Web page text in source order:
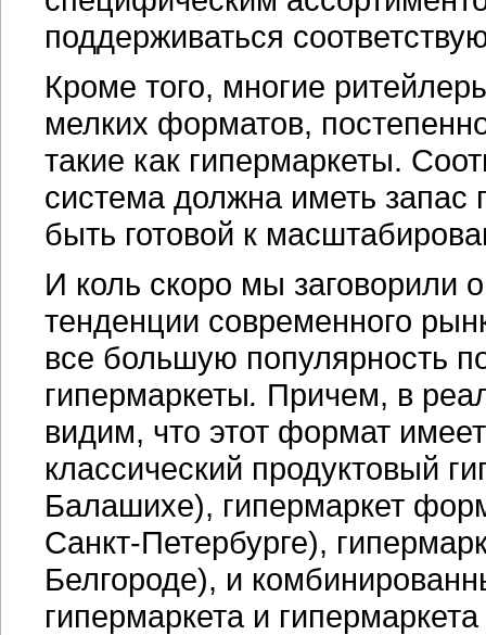
поддерживаться
Кроме того, многие
мелких форматов,
такие как гипермаркеты.
система должна иметь
быть готовой к
И коль скоро мы заговорили
тенденции современного
все большую популярность
гипермаркеты. Причем, в
видим, что этот формат
классический продуктовый
Балашихе), гипермаркет
Санкт-Петербурге),
Белгороде), и
гипермаркета и гипермаркета